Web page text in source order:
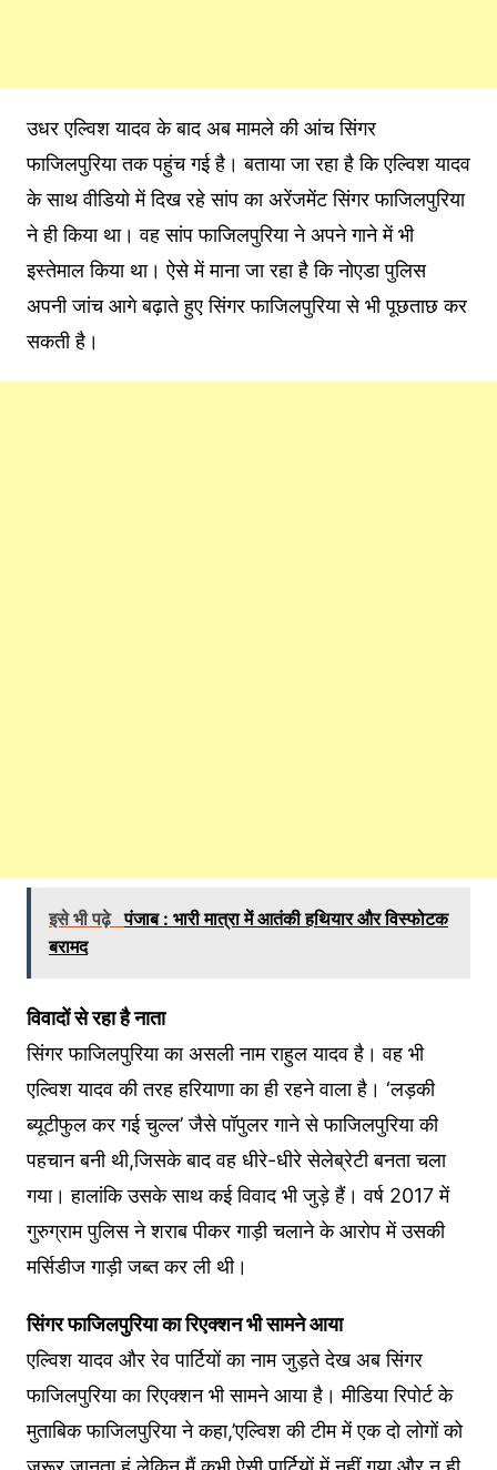
उधर एल्विश यादव के बाद अब मामले की आंच सिंगर
फाजिलपुरिया तक पहुंच गई है। बताया जा रहा है कि एल्विश यादव
के साथ वीडियो में दिख रहे सांप का अरेंजमेंट सिंगर फाजिलपुरिया
ने ही किया था। वह सांप फाजिलपुरिया ने अपने गाने में भी
इस्तेमाल किया था। ऐसे में माना जा रहा है कि नोएडा पुलिस
अपनी जांच आगे बढ़ाते हुए सिंगर फाजिलपुरिया से भी पूछताछ कर
सकती है।
इसे भी पढ़े पंजाब : भारी मात्रा में आतंकी हथियार और विस्फोटक
बरामद
विवादों से रहा है नाता
सिंगर फाजिलपुरिया का असली नाम राहुल यादव है। वह भी
एल्विश यादव की तरह हरियाणा का ही रहने वाला है। ‘लड़की
ब्यूटीफुल कर गई चुल्ल’ जैसे पॉपुलर गाने से फाजिलपुरिया की
पहचान बनी थी,जिसके बाद वह धीरे-धीरे सेलेब्रेटी बनता चला
गया। हालांकि उसके साथ कई विवाद भी जुड़े हैं। वर्ष 2017 में
गुरुग्राम पुलिस ने शराब पीकर गाड़ी चलाने के आरोप में उसकी
मर्सिडीज गाड़ी जब्त कर ली थी।
सिंगर फाजिलपुरिया का रिएक्शन भी सामने आया
एल्विश यादव और रेव पार्टियों का नाम जुड़ते देख अब सिंगर
फाजिलपुरिया का रिएक्शन भी सामने आया है। मीडिया रिपोर्ट के
मुताबिक फाजिलपुरिया ने कहा,’एल्‍विश की टीम में एक दो लोगों को